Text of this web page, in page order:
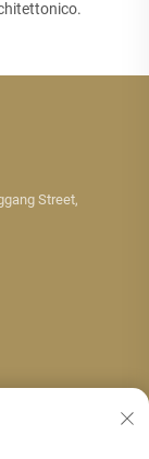
Street,